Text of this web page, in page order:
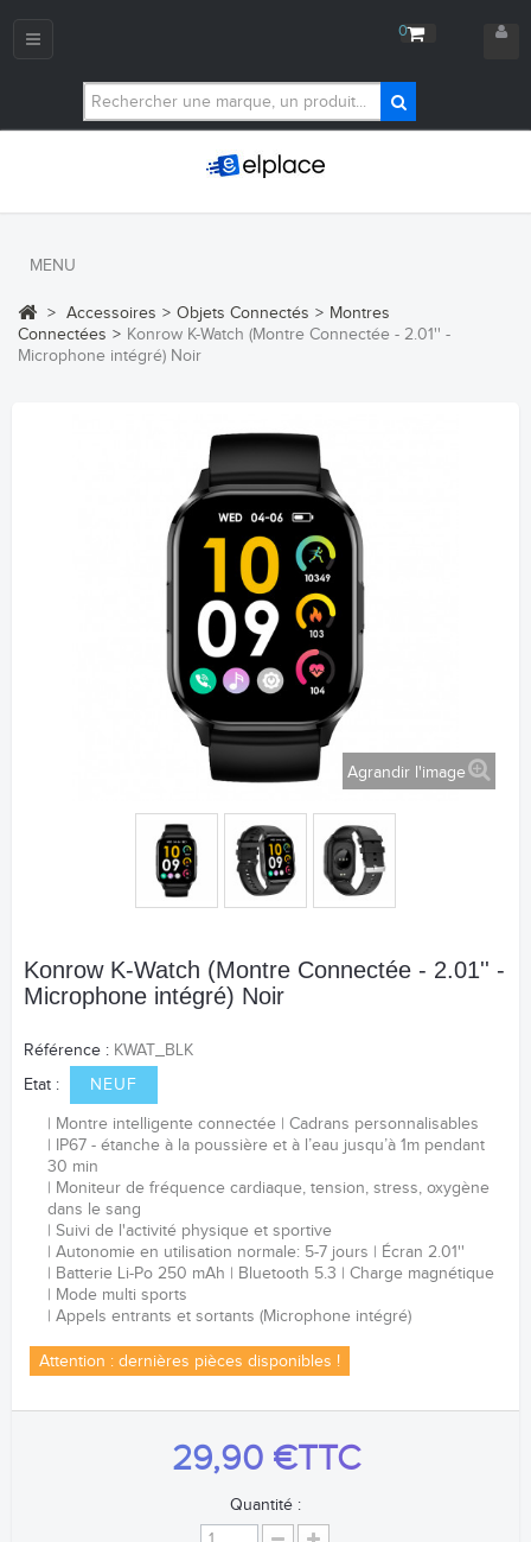
0
Navigation
MENU
> Accessoires > Objets Connectés > Montres
Connectées > Konrow K-Watch (Montre Connectée - 2.01'' -
Microphone intégré) Noir
Agrandir l'image
Konrow K-Watch (Montre Connectée - 2.01'' -
Microphone intégré) Noir
Référence : KWAT_BLK
Etat :
NEUF
Montre intelligente connectée
Cadrans personnalisables
IP67 - étanche à la poussière et à l’eau jusqu’à 1m pendant
30 min
Moniteur de fréquence cardiaque, tension, stress, oxygène
dans le sang
Suivi de l'activité physique et sportive
Autonomie en utilisation normale: 5-7 jours
Écran 2.01''
Batterie Li-Po 250 mAh Bluetooth 5.3
Charge magnétique
Mode multi sports
Appels entrants et sortants (Microphone intégré)
Attention : dernières pièces disponibles !
29,90 €TTC
Quantité :